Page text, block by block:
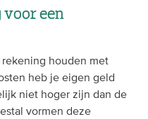
voor een
houden met
heb je eigen geld
niet hoger zijn dan de
vormen deze